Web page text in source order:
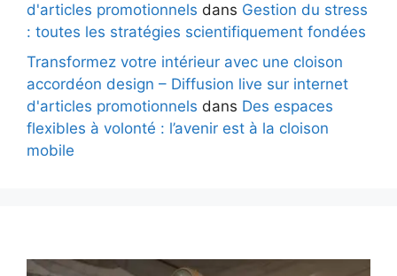
d'articles promotionnels dans Gestion du stress
: toutes les stratégies scientifiquement fondées
Transformez votre intérieur avec une cloison
accordéon design – Diffusion live sur internet
d'articles promotionnels dans Des espaces
flexibles à volonté : l’avenir est à la cloison
mobile